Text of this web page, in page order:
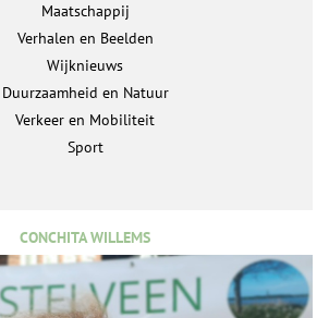
Maatschappij
Verhalen en Beelden
Wijknieuws
Duurzaamheid en Natuur
Verkeer en Mobiliteit
Sport
CONCHITA WILLEMS